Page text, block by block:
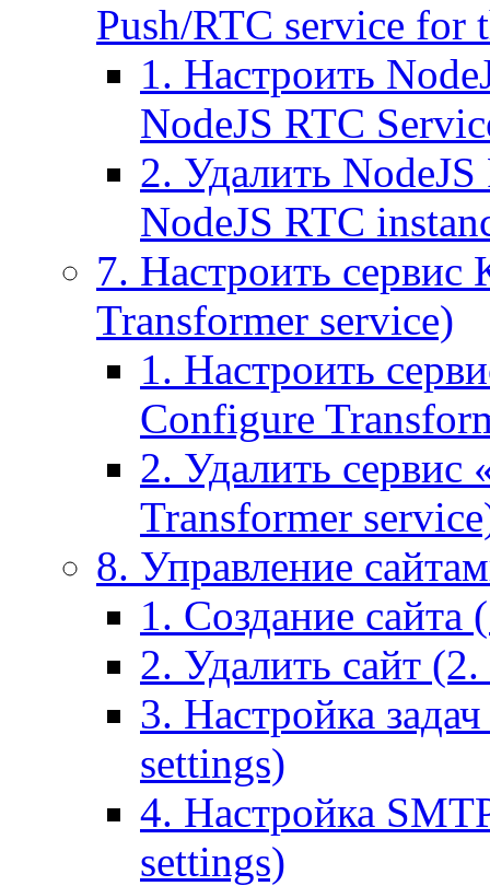
Push/RTC service for
1. Настроить
NodeJS RTC
2. Удалить
NodeJS RTC
7. Настроить
Transformer service)
1. Настроить
Configure
2. Удалить сервис
Transformer
8. Управление
1. Создание сайта
2. Удалить сайт
3. Настройка
settings)
4. Настройка
settings)